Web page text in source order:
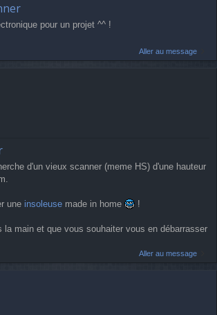
pour un projet ^^ !
Aller au message
d'un vieux scanner (meme HS) d'une hauteur
une insoleuse made in home !
main et que vous souhaiter vous en débarrasser
Aller au message